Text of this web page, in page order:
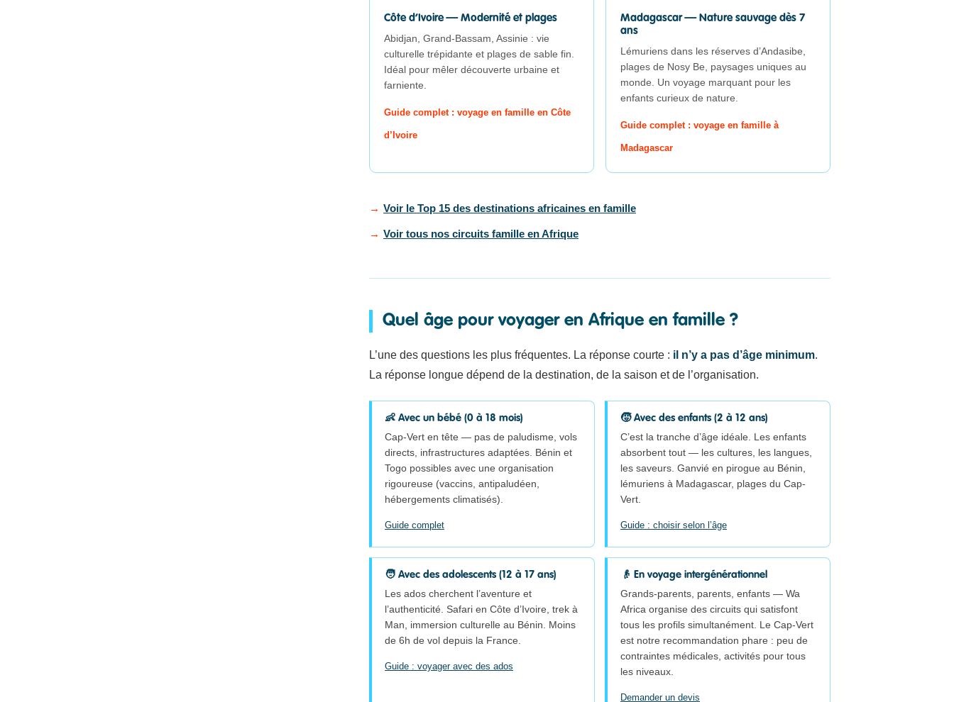
Côte d’Ivoire — Modernité et plages
Abidjan, Grand-Bassam, Assinie : vie
culturelle trépidante et plages de sable fin.
Idéal pour mêler découverte urbaine et
farniente.
Guide complet : voyage en famille en Côte
d’Ivoire
Madagascar — Nature sauvage dès 7
ans
Lémuriens dans les réserves d’Andasibe,
plages de Nosy Be, paysages uniques au
monde. Un voyage marquant pour les
enfants curieux de nature.
Guide complet : voyage en famille à
Madagascar
Voir le Top 15 des destinations africaines en famille
Voir tous nos circuits famille en Afrique
Quel âge pour voyager en Afrique en famille ?
L’une des questions les plus fréquentes. La réponse courte : il n’y a pas d’âge minimum.
La réponse longue dépend de la destination, de la saison et de l’organisation.
👶 Avec un bébé (0 à 18 mois)
Cap-Vert en tête — pas de paludisme, vols
directs, infrastructures adaptées. Bénin et
Togo possibles avec une organisation
rigoureuse (vaccins, antipaludéen,
hébergements climatisés).
Guide complet
🧒 Avec des enfants (2 à 12 ans)
C’est la tranche d’âge idéale. Les enfants
absorbent tout — les cultures, les langues,
les saveurs. Ganvié en pirogue au Bénin,
lémuriens à Madagascar, plages du Cap-
Vert.
Guide : choisir selon l’âge
🧑 Avec des adolescents (12 à 17 ans)
Les ados cherchent l’aventure et
l’authenticité. Safari en Côte d’Ivoire, trek à
Man, immersion culturelle au Bénin. Moins
de 6h de vol depuis la France.
Guide : voyager avec des ados
👴 En voyage intergénérationnel
Grands-parents, parents, enfants — Wa
Africa organise des circuits qui satisfont
tous les profils simultanément. Le Cap-Vert
est notre recommandation phare : peu de
contraintes médicales, activités pour tous
les niveaux.
Demander un devis